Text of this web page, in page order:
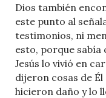
Dios también
este punto al
testimonios, ni
esto, porque sabía
Jesús lo vivió en
dijeron cosas de
hicieron daño y lo